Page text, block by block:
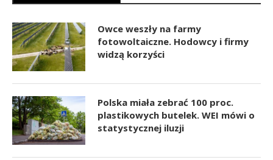
Owce weszły na farmy
fotowoltaiczne. Hodowcy i firmy
widzą korzyści
Polska miała zebrać 100 proc.
plastikowych butelek. WEI mówi o
statystycznej iluzji